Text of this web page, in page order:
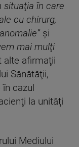
situaţia în care
cu chirurg,
şi
mai mulţi
alte afirmaţii
Sănătăţii,
cazul
la unităţi
Mediului